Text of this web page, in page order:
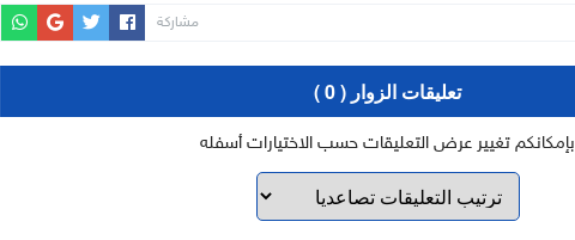
مشاركة
تعليقات الزوار ( 0 )
بإمكانكم تغيير عرض التعليقات حسب الاختيارات أسفله